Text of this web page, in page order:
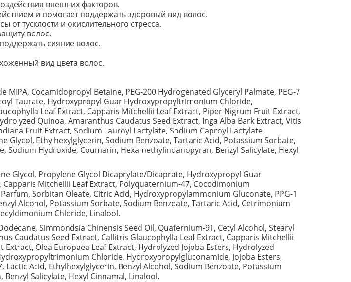
внешних факторов.
и помогает поддержать здоровый вид волос.
от тусклости и окислительного стресса.
волос.
сияние волос.
вид цвета волос.
Cocamidopropyl Betaine, PEG-200 Hydrogenated Glyceryl Palmate, PEG-7
Taurate, Hydroxypropyl Guar Hydroxypropyltrimonium Chloride,
Leaf Extract, Capparis Mitchellii Leaf Extract, Piper Nigrum Fruit Extract,
Quinoa, Amaranthus Caudatus Seed Extract, Inga Alba Bark Extract, Vitis
Fruit Extract, Sodium Lauroyl Lactylate, Sodium Caproyl Lactylate,
Glycol, Ethylhexylglycerin, Sodium Benzoate, Tartaric Acid, Potassium Sorbate,
Sodium Hydroxide, Coumarin, Hexamethylindanopyran, Benzyl Salicylate, Hexyl
Glycol, Propylene Glycol Dicaprylate/Dicaprate, Hydroxypropyl Guar
Mitchellii Leaf Extract, Polyquaternium-47, Cocodimonium
Sorbitan Oleate, Citric Acid, Hydroxypropylammonium Gluconate, PPG-1
Alcohol, Potassium Sorbate, Sodium Benzoate, Tartaric Acid, Cetrimonium
Chloride, Linalool.
Simmondsia Chinensis Seed Oil, Quaternium-91, Cetyl Alcohol, Stearyl
Caudatus Seed Extract, Callitris Glaucophylla Leaf Extract, Capparis Mitchellii
Olea Europaea Leaf Extract, Hydrolyzed Jojoba Esters, Hydrolyzed
Chloride, Hydroxypropylgluconamide, Jojoba Esters,
Acid, Ethylhexylglycerin, Benzyl Alcohol, Sodium Benzoate, Potassium
Salicylate, Hexyl Cinnamal, Linalool.